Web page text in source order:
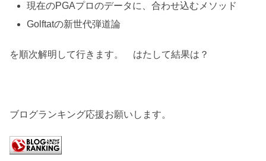
現在のPGAプロのデータに、合わせ込むメソッド
Golftatの新世代弾道論
を順次解明して行きます。 はたして結果は？
ブログランキング応援お願いします。